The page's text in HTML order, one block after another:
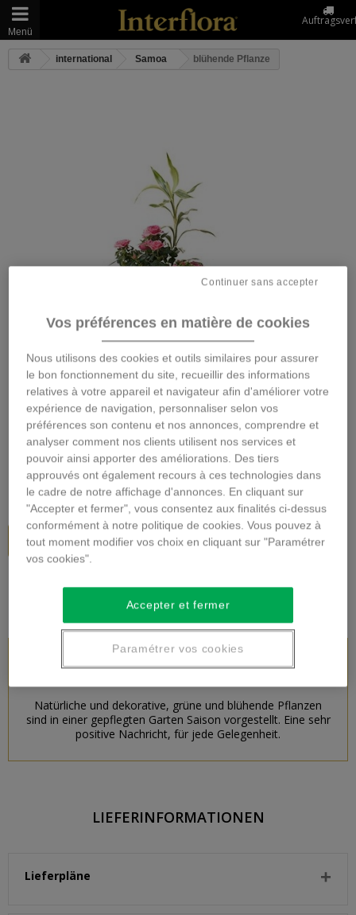
Menü
international Samoa blühende Pflanze
Vergrößern
BLÜHENDE PFLANZE
Beschreibung
24,00 €inkl. MwSt.
In den Warenkorb
PRODUKTBESCHREIBUNG
Natürliche und dekorative, grüne und blühende Pflanzen
sind in einer gepflegten Garten Saison vorgestellt. Eine sehr
positive Nachricht, für jede Gelegenheit.
LIEFERINFORMATIONEN
Lieferpläne
Vos préférences en matière de cookies
Nous utilisons des cookies et outils similaires pour assurer
le bon fonctionnement du site, recueillir des informations
relatives à votre appareil et navigateur afin d'améliorer votre
expérience de navigation, personnaliser selon vos
préférences son contenu et nos annonces, comprendre et
analyser comment nos clients utilisent nos services et
pouvoir ainsi apporter des améliorations. Des tiers
approuvés ont également recours à ces technologies dans
le cadre de notre affichage d'annonces. En cliquant sur
"Accepter et fermer", vous consentez aux finalités ci-dessus
conformément à notre politique de cookies. Vous pouvez à
tout moment modifier vos choix en cliquant sur "Paramétrer
vos cookies".
Continuer sans accepter
Accepter et fermer
Paramétrer vos cookies